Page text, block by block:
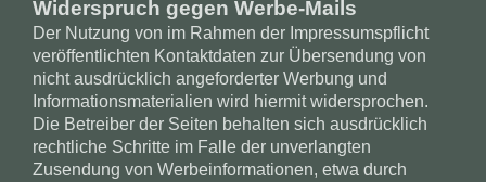
Widerspruch gegen Werbe-Mails
Der Nutzung von im Rahmen der Impressumspflicht
veröffentlichten Kontaktdaten zur Übersendung von
nicht ausdrücklich angeforderter Werbung und
Informationsmaterialien wird hiermit widersprochen.
Die Betreiber der Seiten behalten sich ausdrücklich
rechtliche Schritte im Falle der unverlangten
Zusendung von Werbeinformationen, etwa durch